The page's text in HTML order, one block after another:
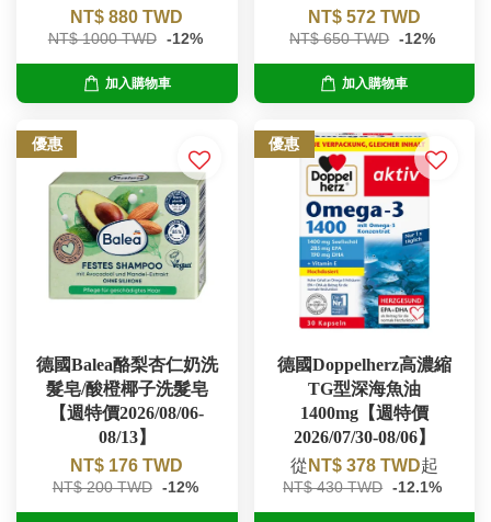
NT$ 880 TWD
NT$ 1000 TWD -12%
加入購物車
NT$ 572 TWD
NT$ 650 TWD -12%
加入購物車
優惠
德國Balea酪梨杏仁奶洗
髮皂/酸橙椰子洗髮皂
【週特價2026/08/06-
08/13】
NT$ 176 TWD
NT$ 200 TWD -12%
優惠
德國Doppelherz高濃縮
TG型深海魚油
1400mg【週特價
2026/07/30-08/06】
從 NT$ 378 TWD起
NT$ 430 TWD -12.1%